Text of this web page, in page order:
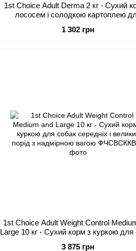
1st Choice Adult Derma 2 кг - Сухий
лососем і солодкою картоплею
1 302 грн
1st Choice Adult Weight Control
Large 10 кг - Сухий корм з куркою для
3 875 грн